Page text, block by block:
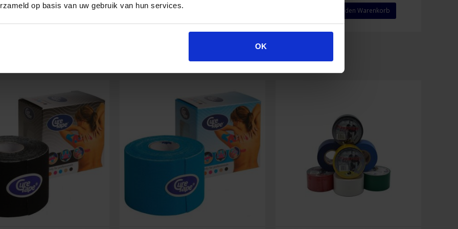
op basis van uw gebruik van hun services.
OK
In den Warenkorb
Röwo
In den Warenkorb In den Warenkorb